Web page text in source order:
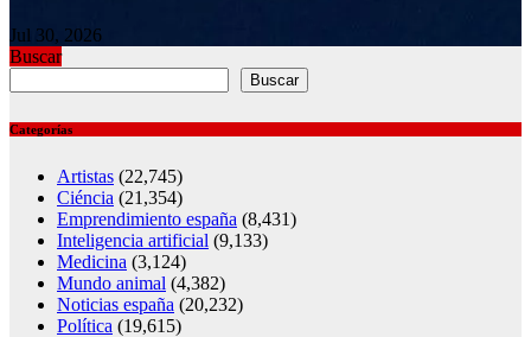
Jul 30, 2026
Buscar
Buscar
Categorías
Artistas (22,745)
Ciéncia (21,354)
Emprendimiento españa (8,431)
Inteligencia artificial (9,133)
Medicina (3,124)
Mundo animal (4,382)
Noticias españa (20,232)
Política (19,615)